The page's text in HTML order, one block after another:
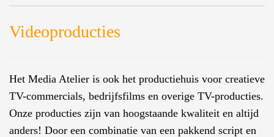
Videoproducties
Het Media Atelier is ook het productiehuis voor creatieve
TV-commercials, bedrijfsfilms en overige TV-producties.
Onze producties zijn van hoogstaande kwaliteit en altijd
anders! Door een combinatie van een pakkend script en